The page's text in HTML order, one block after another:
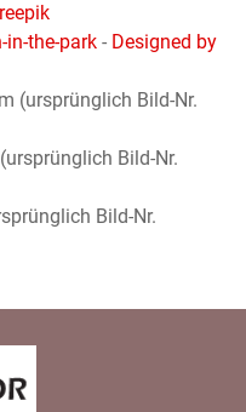
in-the-park - Designed by
(ursprünglich Bild-Nr.
Bild-Nr.
Bild-Nr.